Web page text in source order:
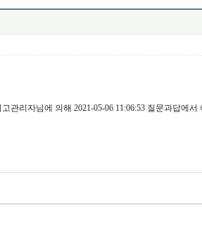
관리자님에 의해 2021-05-06 11:06:53 질문과답에서